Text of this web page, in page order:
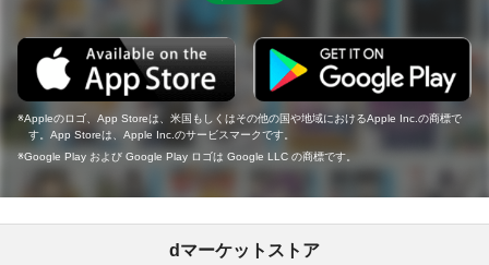
Appleのロゴ、App Storeは、米国もしくはその他の国や地域におけるApple Inc.の商標で
す。App Storeは、Apple Inc.のサービスマークです。
Google Play および Google Play ロゴは Google LLC の商標です。
dマーケットストア